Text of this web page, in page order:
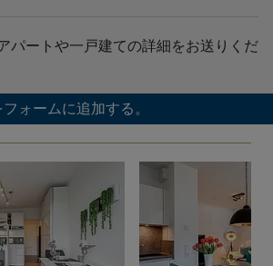
パートや一戸建ての詳細をお送りくだ
フォームに追加する。